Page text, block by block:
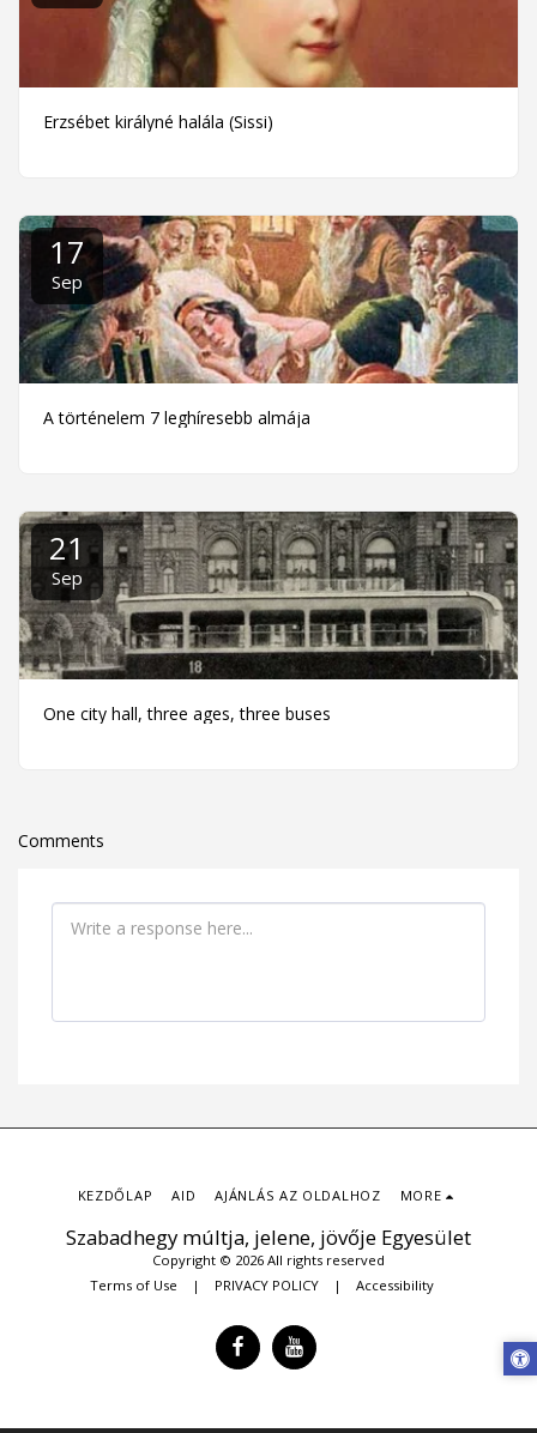
Erzsébet királyné halála (Sissi)
17
Sep
A történelem 7 leghíresebb almája
21
Sep
One city hall, three ages, three buses
Comments
Szabadhegy múltja, jelene, jövője Egyesület
Copyright © 2026 All rights reserved
Terms of Use | PRIVACY POLICY| Accessibility
KEZDŐLAP AID AJÁNLÁS AZ OLDALHOZ MORE